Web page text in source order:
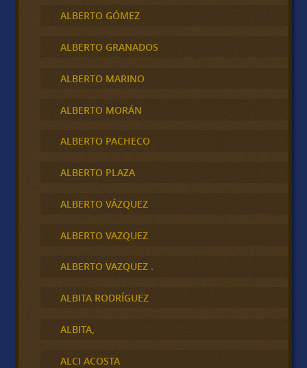
ALBERTO GÓMEZ
ALBERTO GRANADOS
ALBERTO MARINO
ALBERTO MORÁN
ALBERTO PACHECO
ALBERTO PLAZA
ALBERTO VÁZQUEZ
ALBERTO VAZQUEZ
ALBERTO VAZQUEZ .
ALBITA RODRÍGUEZ
ALBITA,
ALCI ACOSTA